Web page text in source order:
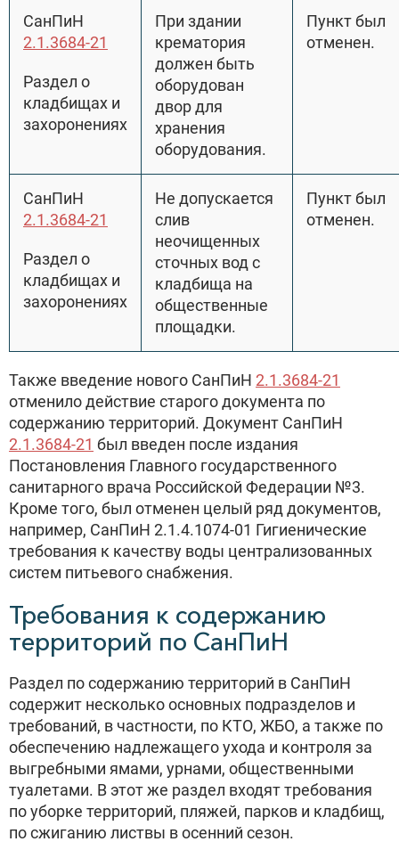
СанПиН
2.1.3684-21
Раздел о
кладбищах и
захоронениях
При здании
крематория
должен быть
оборудован
двор для
хранения
оборудования.
Пункт был
отменен.
СанПиН
2.1.3684-21
Раздел о
кладбищах и
захоронениях
Не допускается
слив
неочищенных
сточных вод с
кладбища на
общественные
площадки.
Пункт был
отменен.
Также введение нового СанПиН 2.1.3684-21
отменило действие старого документа по
содержанию территорий. Документ СанПиН
2.1.3684-21 был введен после издания
Постановления Главного государственного
санитарного врача Российской Федерации №3.
Кроме того, был отменен целый ряд документов,
например, СанПиН 2.1.4.1074-01 Гигиенические
требования к качеству воды централизованных
систем питьевого снабжения.
Требования к содержанию
территорий по СанПиН
Раздел по содержанию территорий в СанПиН
содержит несколько основных подразделов и
требований, в частности, по КТО, ЖБО, а также по
обеспечению надлежащего ухода и контроля за
выгребными ямами, урнами, общественными
туалетами. В этот же раздел входят требования
по уборке территорий, пляжей, парков и кладбищ,
по сжиганию листвы в осенний сезон.